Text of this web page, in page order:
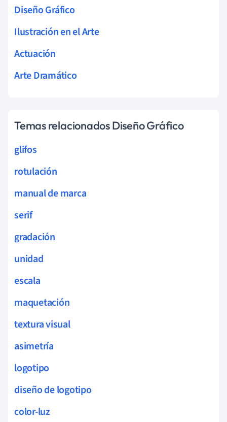
Diseño Gráfico
Ilustración en el Arte
Actuación
Arte Dramático
Temas relacionados Diseño Gráfico
glifos
rotulación
manual de marca
serif
gradación
unidad
escala
maquetación
textura visual
asimetría
logotipo
diseño de logotipo
color-luz